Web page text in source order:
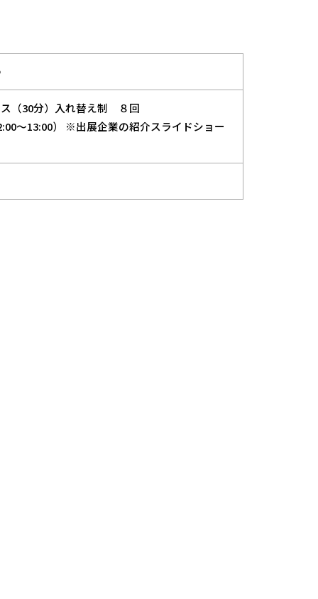
ス（30分）入れ替え制 ８回
～13:00） ※出展企業の紹介スライドショー